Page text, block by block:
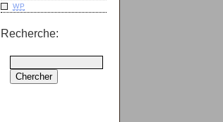
WP
Recherche: